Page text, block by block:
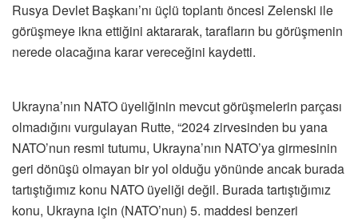
Rusya Devlet Başkanı’nı üçlü toplantı öncesi Zelenski ile
görüşmeye ikna ettiğini aktararak, tarafların bu görüşmenin
nerede olacağına karar vereceğini kaydetti.
Ukrayna’nın NATO üyeliğinin mevcut görüşmelerin parçası
olmadığını vurgulayan Rutte, “2024 zirvesinden bu yana
NATO’nun resmi tutumu, Ukrayna’nın NATO’ya girmesinin
geri dönüşü olmayan bir yol olduğu yönünde ancak burada
tartıştığımız konu NATO üyeliği değil. Burada tartıştığımız
konu, Ukrayna için (NATO’nun) 5. maddesi benzeri